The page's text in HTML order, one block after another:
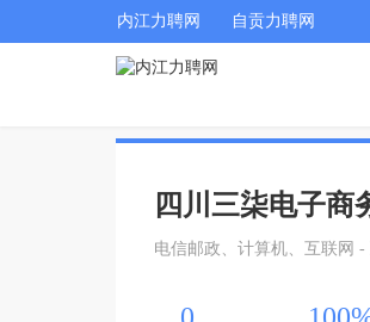
内江力聘网 自贡力聘网
四川三柒电子商
电信邮政、计算机、互联网